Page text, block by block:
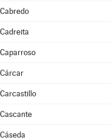
Cabredo
Cadreita
Caparroso
Cárcar
Carcastillo
Cascante
Cáseda